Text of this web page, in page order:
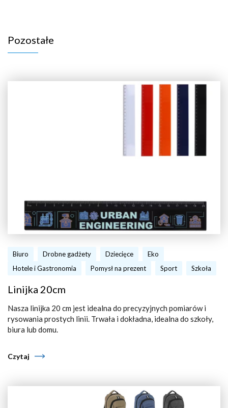
Pozostałe
Biuro Drobne gadżety Dziecięce
Eko
Hotele i Gastronomia
Pomysł na prezent Sport Szkoła
Linijka 20cm
Nasza linijka 20 cm jest idealna do precyzyjnych pomiarów i
rysowania prostych linii. Trwała i dokładna, idealna do szkoły,
biura lub domu.
Czytaj